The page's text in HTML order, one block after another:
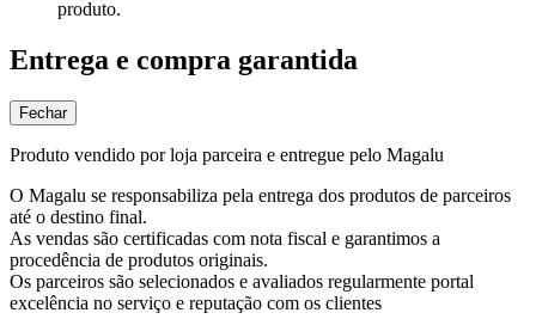
produto.
Entrega e compra garantida
Fechar
Produto vendido por loja parceira e entregue pelo Magalu
O Magalu se responsabiliza pela entrega dos produtos de parceiros
até o destino final.
As vendas são certificadas com nota fiscal e garantimos a
procedência de produtos originais.
Os parceiros são selecionados e avaliados regularmente portal
excelência no serviço e reputação com os clientes